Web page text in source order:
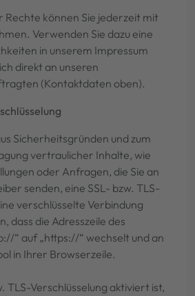
Rechte können Sie jederzeit mit
Verwenden Sie dazu eine
in unserem Impressum
direkt an unseren
(Kontaktdaten oben).
Sicherheitsgründen und zum
vertraulicher Inhalte, wie
oder Anfragen, die Sie an
senden, eine SSL- bzw. TLS-
verschlüsselte Verbindung
dass die Adresszeile des
“ auf „https://“ wechselt und an
in Ihrer Browserzeile.
TLS-Verschlüsselung aktiviert ist,